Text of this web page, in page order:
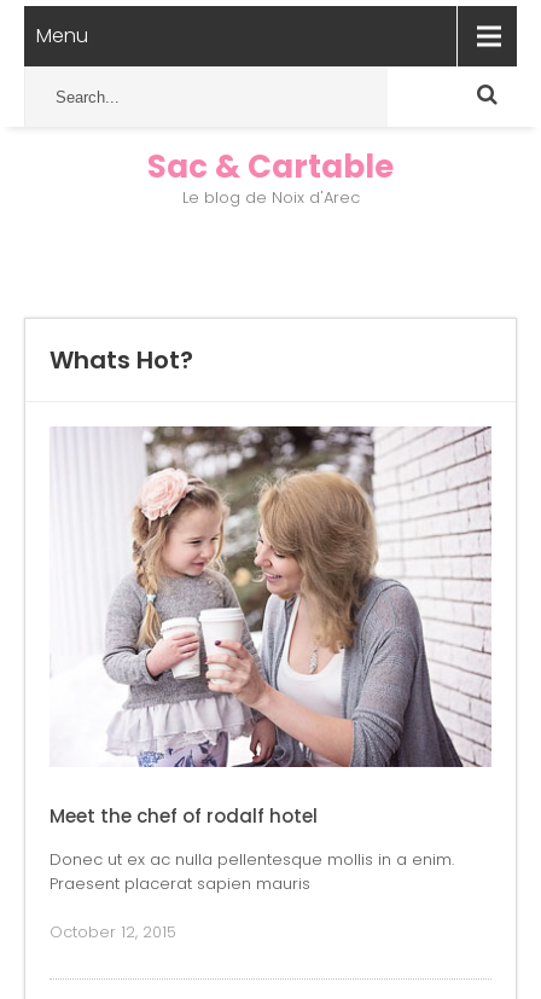
Menu
Sac & Cartable
Le blog de Noix d'Arec
Whats Hot?
Meet the chef of rodalf hotel
Donec ut ex ac nulla pellentesque mollis in a enim.
Praesent placerat sapien mauris
October 12, 2015